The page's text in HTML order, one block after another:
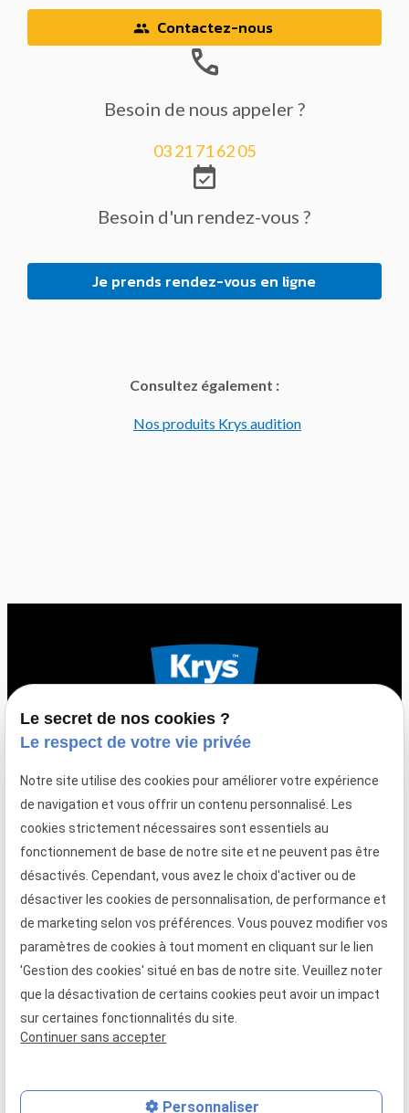
people Contactez-nous
phone
Besoin de nous appeler ?
03 21 71 62 05
event_available
Besoin d'un rendez-vous ?
Je prends rendez-vous en ligne
Consultez également :
Nos produits Krys audition
11 Rue Saint-Aubert, 62000 Arras
Fermé le lundi du mardi au samedi de 9h à 12h et de 14h à
call 03 21 71 67 26
Du lundi au samedi de 10h à 12h30 et de 13h30 à 19h
SIRET :42908227400011
Mentions légales
Le secret de nos cookies ?
Le respect de votre vie privée
Notre site utilise des cookies pour améliorer votre expérience
de navigation et vous offrir un contenu personnalisé. Les
cookies strictement nécessaires sont essentiels au
fonctionnement de base de notre site et ne peuvent pas être
désactivés. Cependant, vous avez le choix d'activer ou de
désactiver les cookies de personnalisation, de performance et
de marketing selon vos préférences. Vous pouvez modifier vos
paramètres de cookies à tout moment en cliquant sur le lien
'Gestion des cookies' situé en bas de notre site. Veuillez noter
que la désactivation de certains cookies peut avoir un impact
sur certaines fonctionnalités du site.
Continuer sans accepter
Personnaliser